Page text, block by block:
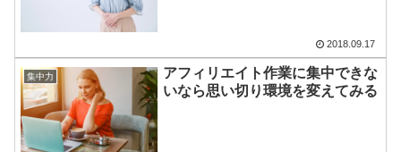
2018.09.17
集中力
アフィリエイト作業に集中できな
いなら思い切り環境を変えてみる